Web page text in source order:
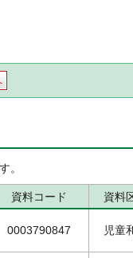
。
資料コード 資料
0003790847 児童